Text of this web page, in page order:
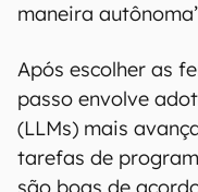
maneira
Após escolher as
passo envolve
(LLMs) mais
tarefas de